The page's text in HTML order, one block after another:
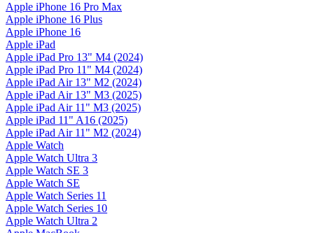
Apple iPhone 16 Pro Max
Apple iPhone 16 Plus
Apple iPhone 16
Apple iPad
Apple iPad Pro 13" M4 (2024)
Apple iPad Pro 11" M4 (2024)
Apple iPad Air 13" M2 (2024)
Apple iPad Air 13" M3 (2025)
Apple iPad Air 11" M3 (2025)
Apple iPad 11" A16 (2025)
Apple iPad Air 11" M2 (2024)
Apple Watch
Apple Watch Ultra 3
Apple Watch SE 3
Apple Watch SE
Apple Watch Series 11
Apple Watch Series 10
Apple Watch Ultra 2